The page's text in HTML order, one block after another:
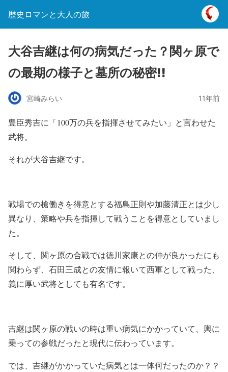
歴史ロマンと大人の旅
大谷吉継は何の病気だった？関ヶ原で
の最期の様子と墓所の秘密!!
宮崎みらい 11年前
豊臣秀吉に「100万の兵を指揮させてみたい」と言わせた
武将。
それが大谷吉継です。
戦場での槍働きを得意とする福島正則や加藤清正とは少し
異なり、策略や兵を指揮して戦うことを得意としていまし
た。
そして、関ヶ原の合戦では徳川家康との仲が良かったにも
関わらず、石田三成との友情に報いて西軍として戦った、
義に厚い武将としても有名です。
吉継は関ヶ原の戦いの時は重い病気にかかっていて、輿に
乗っての参戦だったと現代に伝わっています。
では、吉継がかかっていた病気とは一体何だったのか？？